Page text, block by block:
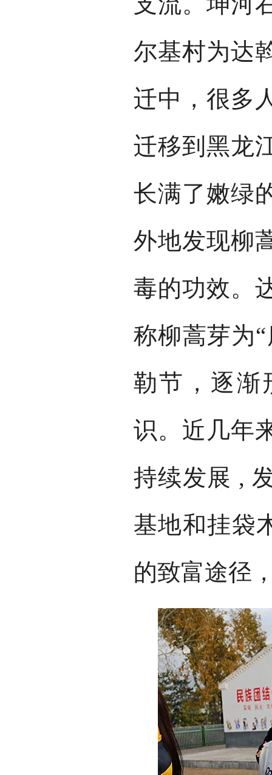
尔基村为达
迁中，很多
迁移到黑龙
长满了嫩绿
外地发现柳
毒的功效。
称柳蒿芽为
勒节，逐渐
识。近几年
持续发展 ,
基地和挂袋
的致富途径